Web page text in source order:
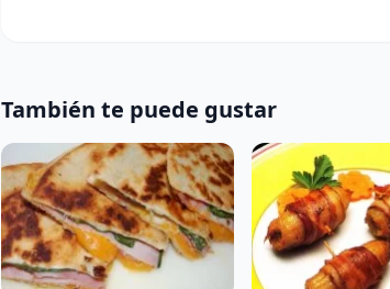
También te puede gustar